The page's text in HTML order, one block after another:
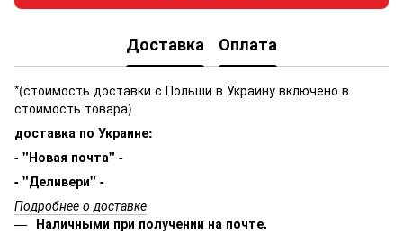
Доставка Оплата
*(стоимость доставки с Польши в Украину включено в
стоимость товара)
доставка по Украине:
- "Новая почта" -
- "Деливери" -
Подробнее о доставке
Наличными при получении на почте.